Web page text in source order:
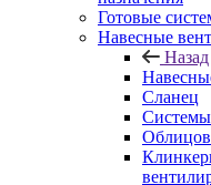
Готовые
Навесные
Назад
Сланец